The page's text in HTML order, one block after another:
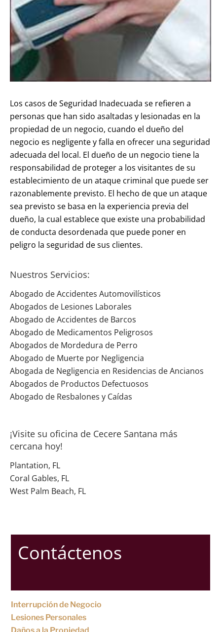
Los casos de Seguridad Inadecuada se refieren a
personas que han sido asaltadas y lesionadas en la
propiedad de un negocio, cuando el dueño del
negocio es negligente y falla en ofrecer una seguridad
adecuada del local. El dueño de un negocio tiene la
responsabilidad de proteger a los visitantes de su
establecimiento de un ataque criminal que puede ser
razonablemente previsto. El hecho de que un ataque
sea previsto se basa en la experiencia previa del
dueño, la cual establece que existe una probabilidad
de conducta desordenada que puede poner en
peligro la seguridad de sus clientes.
Nuestros Servicios:
Abogado de Accidentes Automovilísticos
Abogados de Lesiones Laborales
Abogado de Accidentes de Barcos
Abogado de Medicamentos Peligrosos
Abogados de Mordedura de Perro
Abogado de Muerte por Negligencia
Abogada de Negligencia en Residencias de Ancianos
Abogados de Productos Defectuosos
Abogado de Resbalones y Caídas
¡Visite su oficina de Cecere Santana más
cercana hoy!
Plantation, FL
Coral Gables, FL
West Palm Beach, FL
Contáctenos
Interrupción de Negocio
Lesiones Personales